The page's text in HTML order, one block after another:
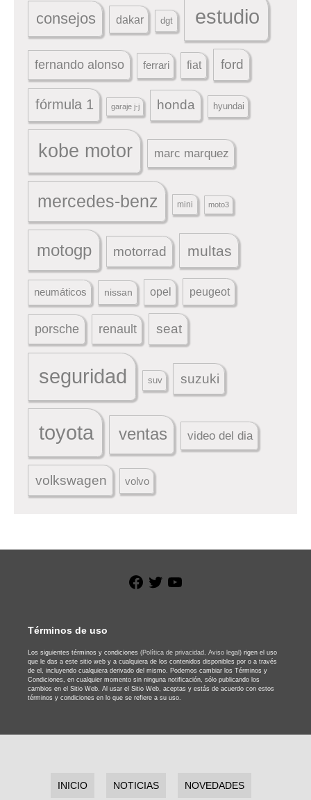
consejos dakar dgt estudio
fernando alonso ferrari fiat ford
fórmula 1 garaje j-j honda hyundai
kobe motor marc marquez
mercedes-benz mini moto3
motogp motorrad multas
neumáticos nissan opel peugeot
porsche renault seat
seguridad suv suzuki
toyota ventas video del dia
volkswagen volvo
Facebook
Twitter
Términos de uso
Los siguientes términos y condiciones (Política de privacidad, Aviso legal) rigen el uso
que le das a este sitio web y a cualquiera de los contenidos disponibles por o a través
de el, incluyendo cualquiera derivado del mismo. Podemos cambiar los Términos y
Condiciones, en cualquier momento sin ninguna notificación, sólo publicando los
cambios en el Sitio Web. Al usar el Sitio Web, aceptas y estás de acuerdo con estos
términos y condiciones en lo que se refiere a su uso.
INICIO NOTICIAS NOVEDADES